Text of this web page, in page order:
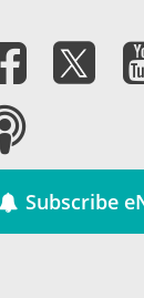
Subscribe